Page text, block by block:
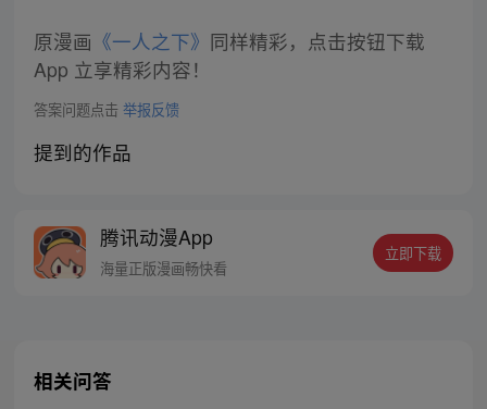
原漫画 《一人之下》 同样精彩，点击按钮下载
App 立享精彩内容！
答案问题点击 举报反馈
提到的作品
腾讯动漫App
海量正版漫画畅快看
立即下载
相关问答